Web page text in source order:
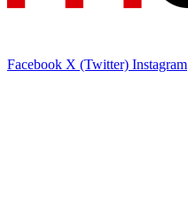
Facebook X (Twitter) Instagram